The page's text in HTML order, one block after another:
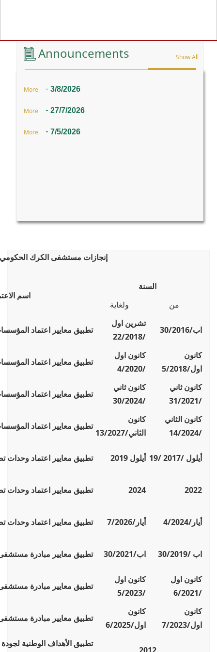
Announcements Show All
3/8/2026
-
More
27/7/2026
-
More
7/5/2026
-
More
إنجازات مستشفى الكرك
السنة
اسم
من
ولغاية
اب/30/2016
تشرين اول
/22/2018
تطبيق معايير اعتماد
كانون
اول/5/2018
كانون اول
/4/2020
تطبيق معايير اعتماد
كانون ثاني
/31/2021
كانون ثاني
/30/2024
تطبيق معايير اعتماد
كانون الثاني
/14/2024
كانون
الثاني/13/2027
تطبيق معايير اعتماد
19/ أيلول /2017 أيلول 2019 تطبيق معايير اعتماد وحدات
2022
2024 تطبيق معايير اعتماد وحدات
أيار/4/2024 أيار/7/2026 تطبيق معايير اعتماد وحدات
اب /30/2019 اب/30/2021 تطبيق معايير مبادرة
كانون اول
/6/2021
كانون اول
/5/2023
تطبيق معايير مبادرة
كانون
اول/7/2023
كانون
اول/6/2025
تطبيق معايير مبادرة
تطبيق الأهداف الوطنية